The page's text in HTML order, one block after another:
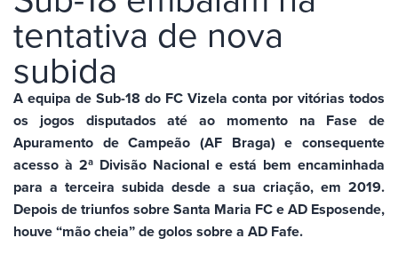
tentativa de nova
subida
A equipa de Sub-18 do FC Vizela conta por vitórias todos
os jogos disputados até ao momento na Fase de
Apuramento de Campeão (AF Braga) e consequente
acesso à 2ª Divisão Nacional e está bem encaminhada
para a terceira subida desde a sua criação, em 2019.
Depois de triunfos sobre Santa Maria FC e AD Esposende,
houve “mão cheia” de golos sobre a AD Fafe.